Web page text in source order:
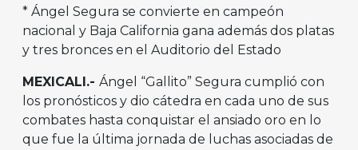
* Ángel Segura se convierte en campeón
nacional y Baja California gana además dos platas
y tres bronces en el Auditorio del Estado
MEXICALI.- Ángel “Gallito” Segura cumplió con
los pronósticos y dio cátedra en cada uno de sus
combates hasta conquistar el ansiado oro en lo
que fue la última jornada de luchas asociadas de